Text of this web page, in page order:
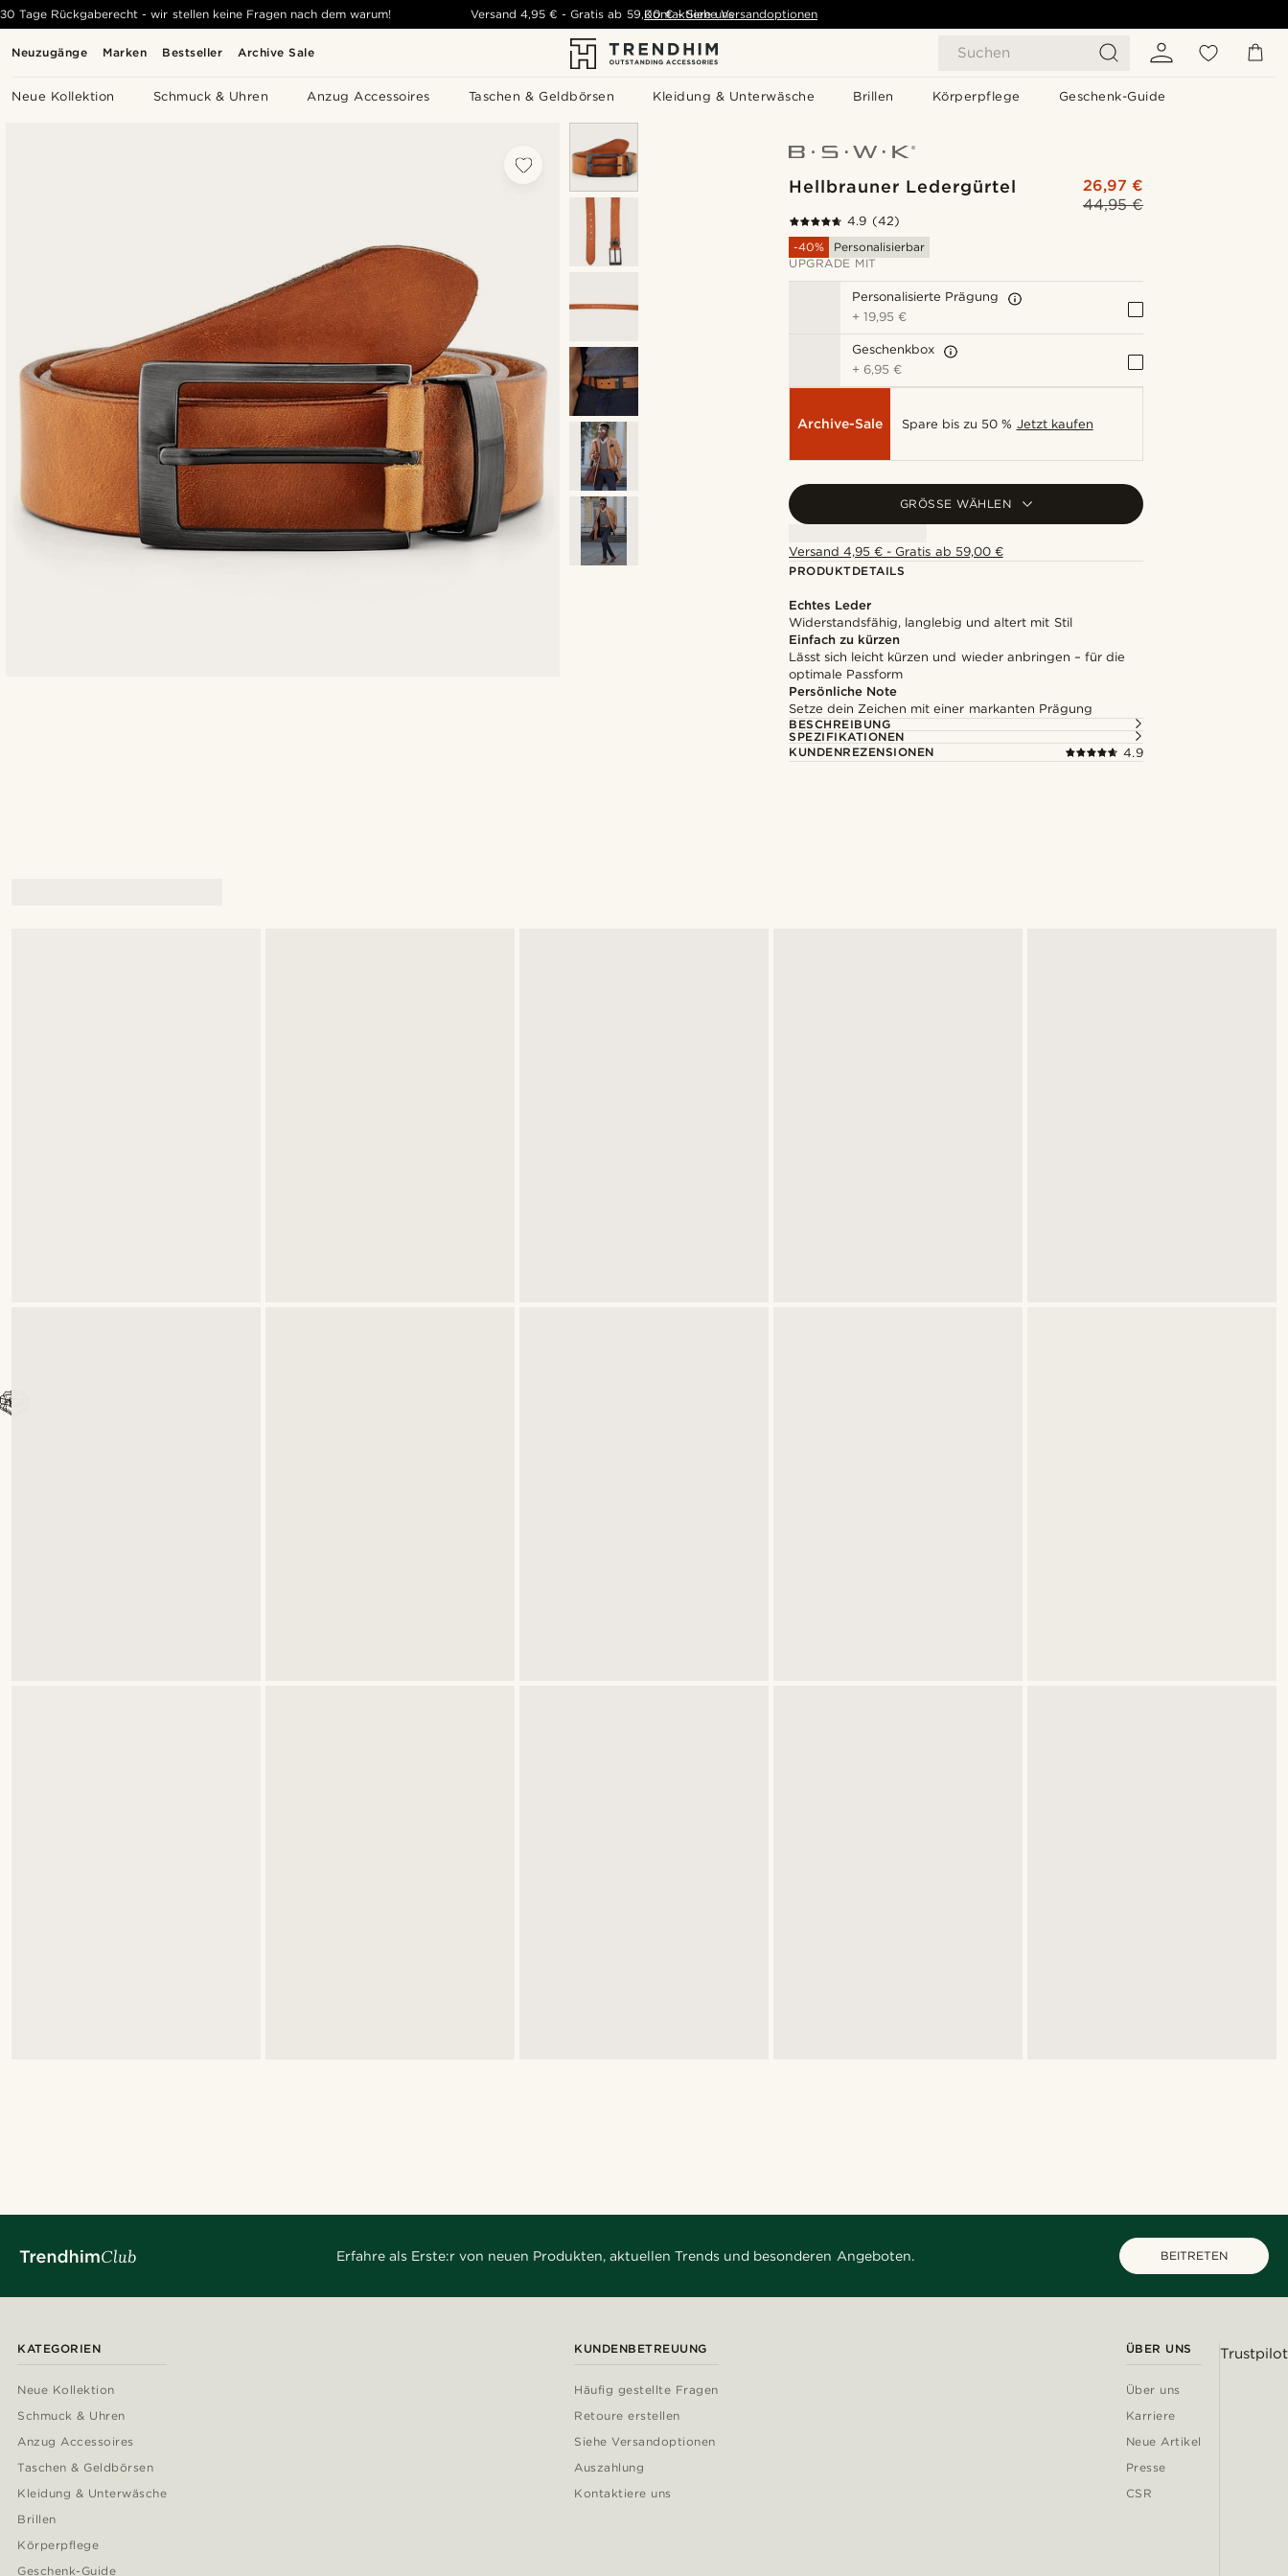
Neuzugänge Marken Bestseller Archive Sale Suchen
Neue Kollektion Schmuck & Uhren Anzug Accessoires Taschen & Geldbörsen Kleidung & Unterwäsche Brillen Körperpflege Geschenk-Guide
30 Tage Rückgaberecht - wir stellen keine Fragen nach dem warum! Versand 4,95 € -Gratis ab 59,00 € - Siehe Versandoptionen
Kontaktiere uns
Hellbrauner Ledergürtel
44,95 €
26,97 €
4.9 (42)
-40%
Personalisierbar
UPGRADE MIT
Personalisierte Prägung
+19,95 €
Geschenkbox
+6,95 €
Archive-Sale Spare bis zu 50 % Jetzt kaufen
GRÖSSE WÄHLEN
Versand 4,95 € - Gratis ab 59,00 €
PRODUKTDETAILS
Echtes Leder
Widerstandsfähig, langlebig und altert mit Stil
Einfach zu kürzen
Lässt sich leicht kürzen und wieder anbringen – für die
optimale Passform
Persönliche Note
Setze dein Zeichen mit einer markanten Prägung
BESCHREIBUNG
SPEZIFIKATIONEN
KUNDENREZENSIONEN
4.9
Erfahre als Erste:r von neuen Produkten, aktuellen Trends und besonderen Angeboten. BEITRETEN
KATEGORIEN
Neue Kollektion
Schmuck & Uhren
Anzug Accessoires
Taschen & Geldbörsen
Kleidung & Unterwäsche
Brillen
Körperpflege
Geschenk-Guide
KUNDENBETREUUNG
Häufig gestellte Fragen
Retoure erstellen
Siehe Versandoptionen
Auszahlung
Kontaktiere uns
ÜBER UNS
Über uns
Karriere
Neue Artikel
Presse
CSR
Trustpilot